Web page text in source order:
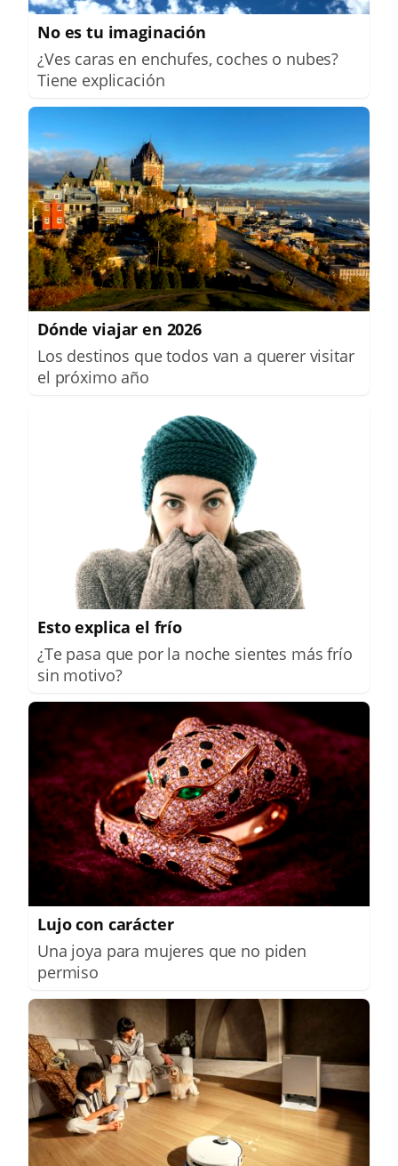
No es tu imaginación
¿Ves caras en enchufes, coches o nubes?
Tiene explicación
Dónde viajar en 2026
Los destinos que todos van a querer visitar
el próximo año
Esto explica el frío
¿Te pasa que por la noche sientes más frío
sin motivo?
Lujo con carácter
Una joya para mujeres que no piden
permiso